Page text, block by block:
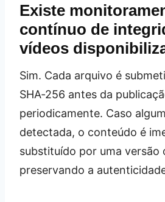
Existe
contínuo de
vídeos
Sim. Cada arquivo é
SHA‑256 antes da
periodicamente. Caso
detectada, o conteúdo é
substituído por uma versão
preservando a